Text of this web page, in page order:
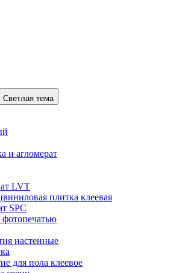
Светлая тема
и агломерат
LVT
плитка клеевая
SPC
настенные
для пола клеевое